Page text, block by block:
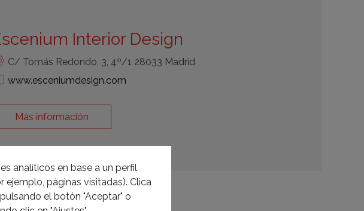
Interior Design
C/ Tomás Redondo, 3, 4º/1 28033 Madrid
www.esceniumdesign.com
Más información
analíticos en base a un perfil
páginas visitadas). Clica
el botón "Aceptar" o